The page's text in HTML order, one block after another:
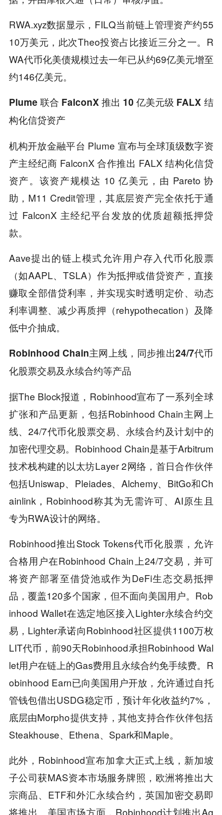
RWA.xyz数据显示，FILQ当前链上管理资产约55
10万美元，此次Theo投资占比接近三分之一。R
WA代币化美债规模过去一年已从约69亿美元增至
约146亿美元。
Plume 联合 FalconX 推出 10 亿美元级 FALX 结
构化信贷资产
机构开放金融平台 Plume 宣布与全球顶级数字资
产主经纪商 FalconX 合作推出 FALX 结构化信贷
资产。该资产规模达 10 亿美元，由 Pareto 协
助，M11 Credit管理，其底层资产完全依托于通
过 FalconX 主经纪平台发放的优质超额抵押贷
款。
Aave提出的链上模式允许用户存入代币化股票
（如AAPL、TSLA）作为抵押或借贷资产，直接
赚取全部借贷利率，并实现实时透明定价、动态
利率调整、减少再质押（rehypothecation）及降
低中介抽成。
Robinhood Chain主网上线，同步推出24/7代币
化股票交易及永续合约等产品
据The Block报道，Robinhood宣布了一系列全球
扩张和产品更新，包括Robinhood Chain主网上
线、24/7代币化股票交易、永续合约及计划中的
加密代理交易。Robinhood Chain是基于Arbitrum
技术栈构建的以太坊Layer 2网络，首日合作伙伴
包括Uniswap、Pleiades、Alchemy、BitGo和Ch
ainlink，Robinhood称其为无需许可、AI原生且
专为RWA设计的网络。
Robinhood推出Stock Tokens代币化股票，允许
合格用户在Robinhood Chain上24/7交易，并可
将资产部署至借贷池或作为DeFi生态交易抵押
品，覆盖120多个国家，但不面向美国用户。Rob
inhood Wallet在选定地区接入Lighter永续合约交
易，Lighter承诺向Robinhood社区提供1100万枚
LIT代币，前90天Robinhood承担Robinhood Wal
let用户在链上的Gas费用且永续合约免手续费。R
obinhood Earn已向美国用户开放，允许通过自托
管钱包借出USDG稳定币，预计年化收益约7%，
底层由Morpho提供支持，其他支持合作伙伴包括
Steakhouse、Ethena、Spark和Maple。
此外，Robinhood宣布加拿大正式上线，新加坡
子公司获MAS资本市场服务牌照，欧洲将推出大
宗商品、ETF和外汇永续合约，英国加密交易即
将推出。美国市场方面，Robinhood计划推出Ag